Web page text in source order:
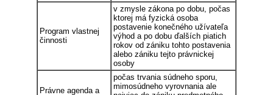
Program vlastnej
činnosti
v zmysle zákona po dobu, počas
ktorej má fyzická osoba
postavenie konečného užívateľa
výhod a po dobu ďalších piatich
rokov od zániku tohto postavenia
alebo zániku tejto právnickej
osoby
Právne agenda a
počas trvania súdneho sporu,
mimosúdneho vyrovnania ale